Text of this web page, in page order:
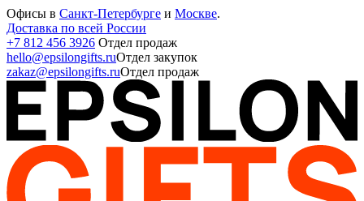
Офисы в Санкт-Петербурге и Москве.
Доставка по всей России
+7 812 456 3926 Отдел продаж
hello@epsilongifts.ruОтдел закупок
zakaz@epsilongifts.ruОтдел продаж